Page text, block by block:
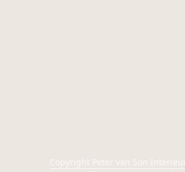
Copyright Peter van Son